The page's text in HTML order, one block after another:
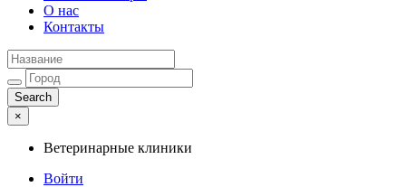
О нас
Контакты
×
Ветеринарные клиники
Войти